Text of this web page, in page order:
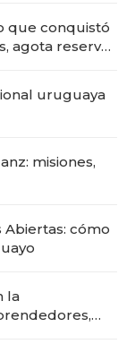
que conquistó
agota reservas
uruguaya
misiones,
Abiertas: cómo
la